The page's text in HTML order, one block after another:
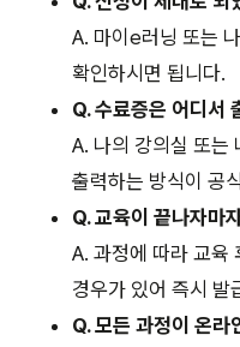
A. 마이e러닝 또는
확인하시면 됩니다.
Q. 수료증은 어디서
A. 나의 강의실 또는
출력하는 방식이 공
Q. 교육이 끝나자마
A. 과정에 따라 교육
경우가 있어 즉시 발
Q. 모든 과정이 온라